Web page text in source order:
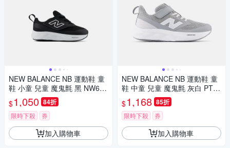
NEW BALANCE NB 運動鞋 童
鞋 小童 兒童 魔鬼氈 黑 NW625
BK-W楦
$1,050 84折
限時下殺 券
加入購物車
NEW BALANCE NB 運動鞋 童
鞋 中童 兒童 魔鬼氈 灰白 PT62
5ED-W楦
$1,168 85折
限時下殺 券
加入購物車